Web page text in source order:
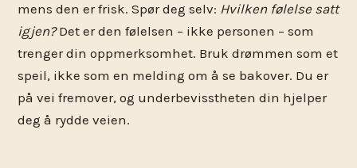
mens den er frisk. Spør deg selv: Hvilken følelse satt
igjen?Det er den følelsen – ikke personen – som
trenger din oppmerksomhet. Bruk drømmen som et
speil, ikke som en melding om å se bakover. Du er
på vei fremover, og underbevisstheten din hjelper
deg å rydde veien.